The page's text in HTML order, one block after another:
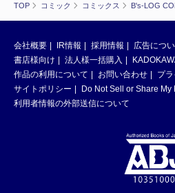
TOP コミック コミックス B's-LOG
会社概要 IR情報 採用情報 広告につ
書店様向け
法人様一括購入
作品の利用について
お問い合わせ
プ
サイトポリシー
Do Not Sell or Share
利用者情報の外部送信について